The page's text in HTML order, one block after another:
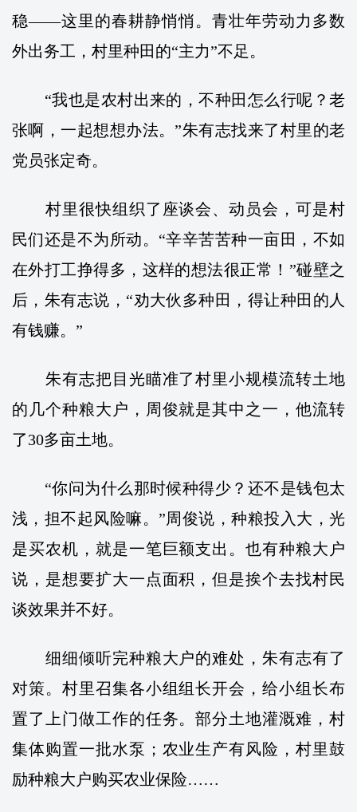
稳——这里的春耕静悄悄。青壮年劳动力多数
外出务工，村里种田的“主力”不足。
“我也是农村出来的，不种田怎么行呢？老
张啊，一起想想办法。”朱有志找来了村里的老
党员张定奇。
村里很快组织了座谈会、动员会，可是村
民们还是不为所动。“辛辛苦苦种一亩田，不如
在外打工挣得多，这样的想法很正常！”碰壁之
后，朱有志说，“劝大伙多种田，得让种田的人
有钱赚。”
朱有志把目光瞄准了村里小规模流转土地
的几个种粮大户，周俊就是其中之一，他流转
了30多亩土地。
“你问为什么那时候种得少？还不是钱包太
浅，担不起风险嘛。”周俊说，种粮投入大，光
是买农机，就是一笔巨额支出。也有种粮大户
说，是想要扩大一点面积，但是挨个去找村民
谈效果并不好。
细细倾听完种粮大户的难处，朱有志有了
对策。村里召集各小组组长开会，给小组长布
置了上门做工作的任务。部分土地灌溉难，村
集体购置一批水泵；农业生产有风险，村里鼓
励种粮大户购买农业保险……